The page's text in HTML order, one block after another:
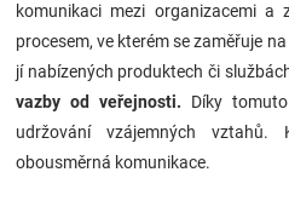
Hračkářství
Přihlášení
komunikaci mezi organizacemi a
procesem, ve kterém se zaměřuje
jí nabízených produktech či
vazby od veřejnosti. Díky
udržování vzájemných
obousměrná komunikace.